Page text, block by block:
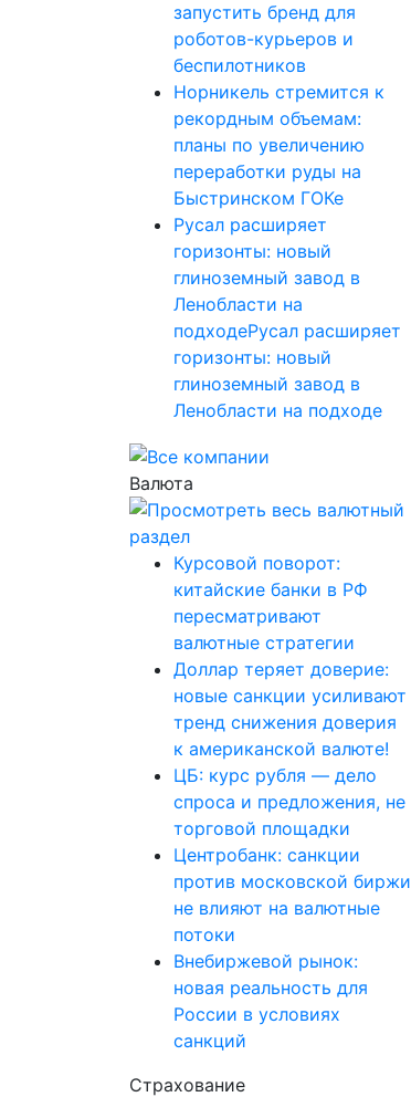
запустить бренд для
роботов-курьеров и
беспилотников
Норникель стремится к
рекордным объемам:
планы по увеличению
переработки руды на
Быстринском ГОКе
Русал расширяет
горизонты: новый
глиноземный завод в
Ленобласти на
подходеРусал расширяет
горизонты: новый
глиноземный завод в
Ленобласти на подходе
Валюта
Курсовой поворот:
китайские банки в РФ
пересматривают
валютные стратегии
Доллар теряет доверие:
новые санкции усиливают
тренд снижения доверия
к американской валюте!
ЦБ: курс рубля — дело
спроса и предложения, не
торговой площадки
Центробанк: санкции
против московской биржи
не влияют на валютные
потоки
Внебиржевой рынок:
новая реальность для
России в условиях
санкций
Страхование